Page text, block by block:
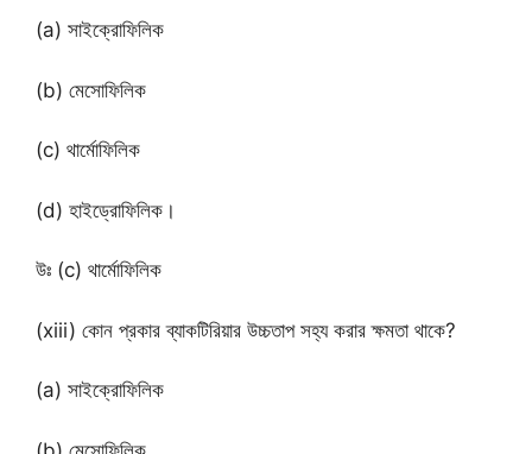
(a) সাইক্রোফিলিক
(b) মেসোফিলিক
(c) থার্মোফিলিক
(d) হাইড্রোফিলিক।
উঃ (c) থার্মোফিলিক
(xiii) কোন প্রকার ব্যাকটিরিয়ার উচ্চতাপ সহ্য করার ক্ষমতা থাকে?
(a) সাইক্রোফিলিক